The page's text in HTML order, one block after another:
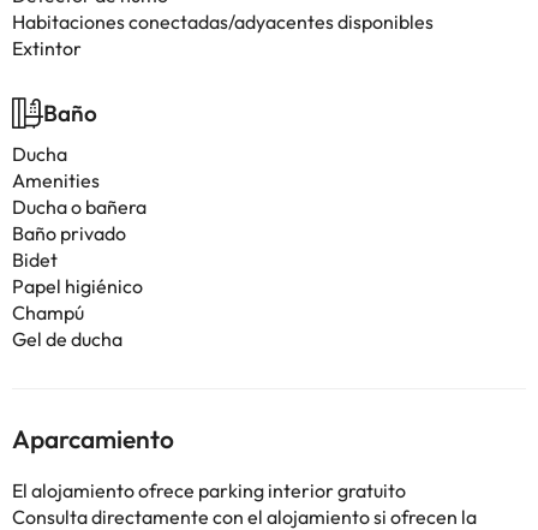
Habitaciones conectadas/adyacentes disponibles
Extintor
Baño
Ducha
Amenities
Ducha o bañera
Baño privado
Bidet
Papel higiénico
Champú
Gel de ducha
Aparcamiento
El alojamiento ofrece parking interior gratuito
Consulta directamente con el alojamiento si ofrecen la